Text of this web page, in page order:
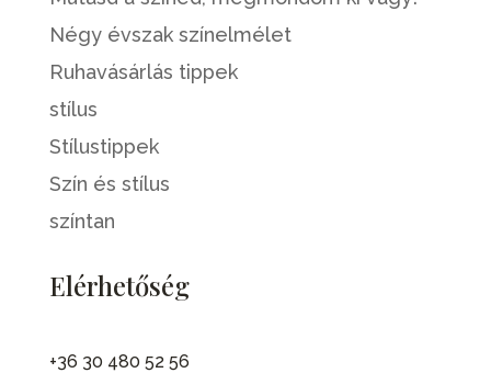
Négy évszak színelmélet
Ruhavásárlás tippek
stílus
Stílustippek
Szín és stílus
színtan
Elérhetőség
+36 30 480 52 56